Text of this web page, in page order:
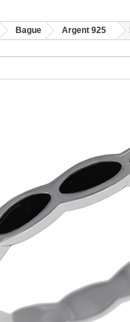
Bague Argent 925